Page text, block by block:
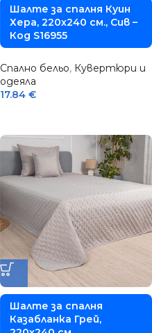
Шалте за спалня Куин
Хера, 220х240 см., Сив –
Код S16955
Спално бельо, Кувертюри и
одеяла
17.84 €
Шалте за спалня
Казабланка Грей,